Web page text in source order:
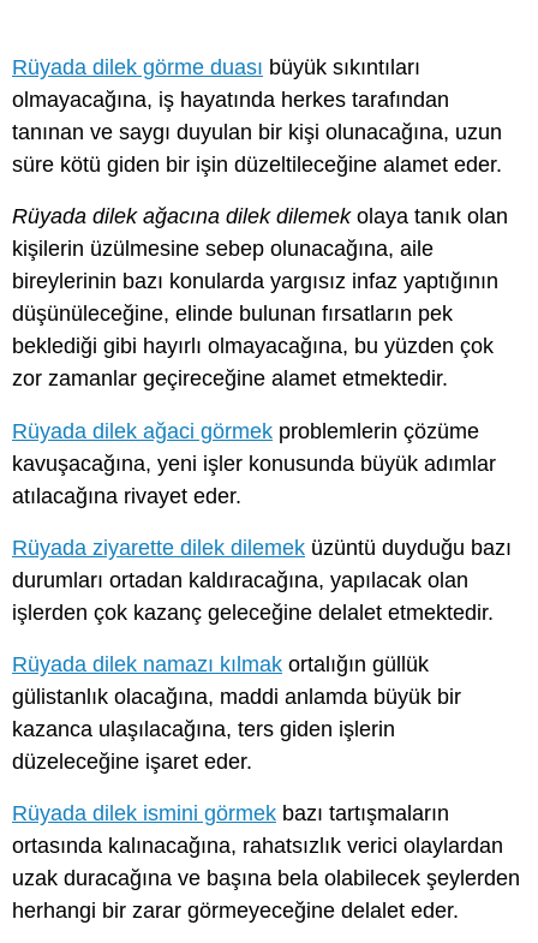
Rüyada dilek görme duası büyük sıkıntıları
olmayacağına, iş hayatında herkes tarafından
tanınan ve saygı duyulan bir kişi olunacağına, uzun
süre kötü giden bir işin düzeltileceğine alamet eder.
Rüyada dilek ağacına dilek dilemekolaya tanık olan
kişilerin üzülmesine sebep olunacağına, aile
bireylerinin bazı konularda yargısız infaz yaptığının
düşünüleceğine, elinde bulunan fırsatların pek
beklediği gibi hayırlı olmayacağına, bu yüzden çok
zor zamanlar geçireceğine alamet etmektedir.
Rüyada dilek ağaci görmek problemlerin çözüme
kavuşacağına, yeni işler konusunda büyük adımlar
atılacağına rivayet eder.
Rüyada ziyarette dilek dilemek üzüntü duyduğu bazı
durumları ortadan kaldıracağına, yapılacak olan
işlerden çok kazanç geleceğine delalet etmektedir.
Rüyada dilek namazı kılmak ortalığın güllük
gülistanlık olacağına, maddi anlamda büyük bir
kazanca ulaşılacağına, ters giden işlerin
düzeleceğine işaret eder.
Rüyada dilek ismini görmek bazı tartışmaların
ortasında kalınacağına, rahatsızlık verici olaylardan
uzak duracağına ve başına bela olabilecek şeylerden
herhangi bir zarar görmeyeceğine delalet eder.